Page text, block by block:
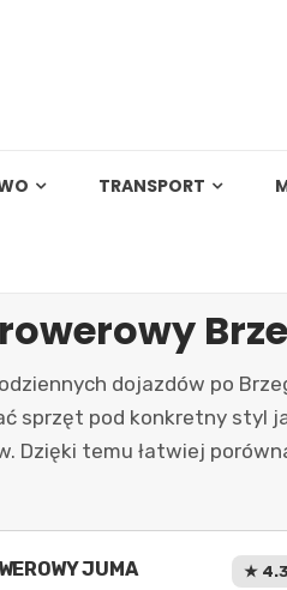
TRANSPORT
dojazdów po
sprzęt pod konkretny styl
Dzięki temu łatwiej
JUMA ★ 4.3